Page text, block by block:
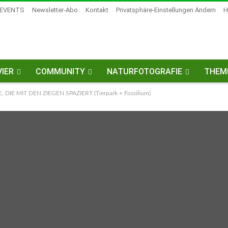
EVENTS Newsletter-Abo Kontakt Privatsphäre-Einstellungen Ändern
COMMUNITY NATURFOTOGRAFIE
DIE MIT DEN ZIEGEN SPAZIERT (Tierpark + Fossilium)